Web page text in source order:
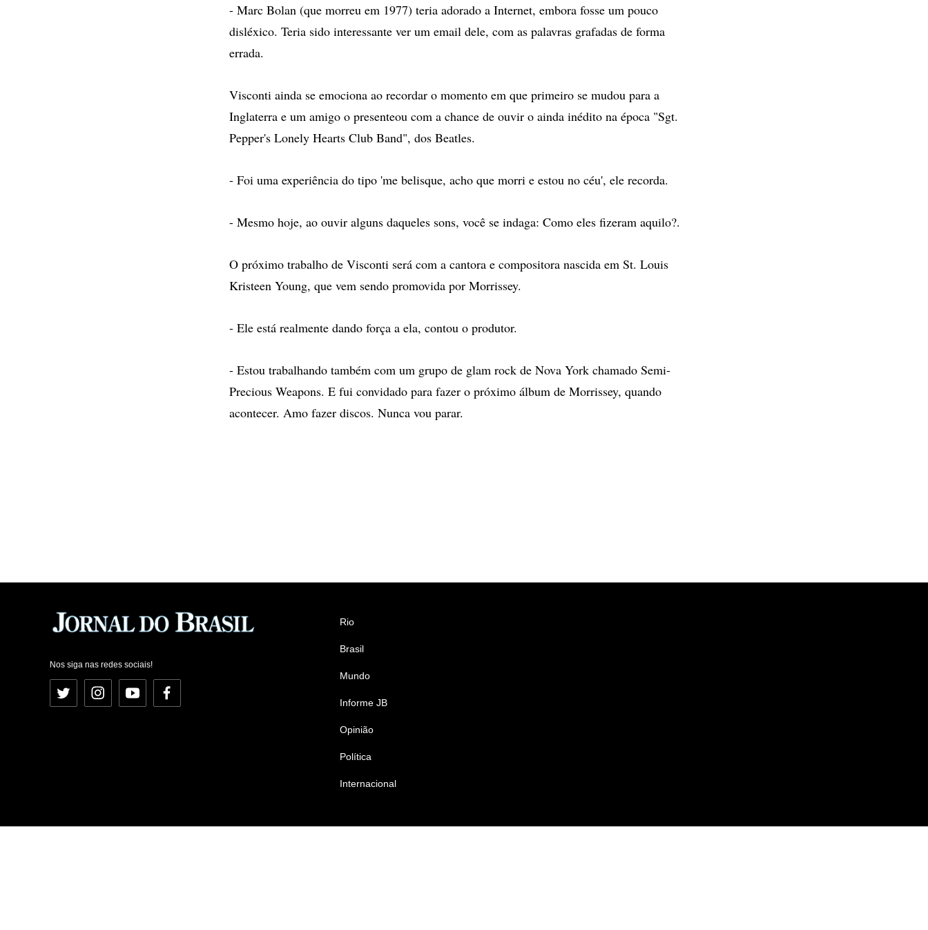
- Marc Bolan (que morreu em 1977) teria adorado a Internet, embora fosse um pouco
disléxico. Teria sido interessante ver um email dele, com as palavras grafadas de forma
errada.
Visconti ainda se emociona ao recordar o momento em que primeiro se mudou para a
Inglaterra e um amigo o presenteou com a chance de ouvir o ainda inédito na época "Sgt.
Pepper's Lonely Hearts Club Band", dos Beatles.
- Foi uma experiência do tipo 'me belisque, acho que morri e estou no céu', ele recorda.
- Mesmo hoje, ao ouvir alguns daqueles sons, você se indaga: Como eles fizeram aquilo?.
O próximo trabalho de Visconti será com a cantora e compositora nascida em St. Louis
Kristeen Young, que vem sendo promovida por Morrissey.
- Ele está realmente dando força a ela, contou o produtor.
- Estou trabalhando também com um grupo de glam rock de Nova York chamado Semi-
Precious Weapons. E fui convidado para fazer o próximo álbum de Morrissey, quando
acontecer. Amo fazer discos. Nunca vou parar.
Nos siga nas redes sociais!
Twitter InstagramYouTubeFacebook
Rio
Brasil
Mundo
Informe JB
Opinião
Política
Internacional